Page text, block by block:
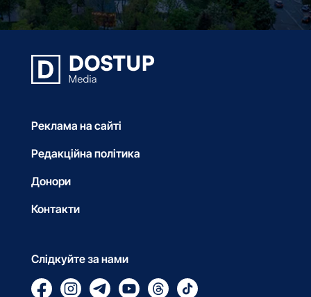
Реклама на сайті
Редакційна політика
Донори
Контакти
Слідкуйте за нами